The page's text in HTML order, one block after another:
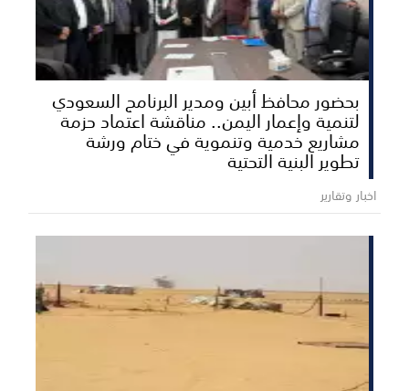
بحضور محافظ أبين ومدير البرنامج السعودي
لتنمية وإعمار اليمن.. مناقشة اعتماد حزمة
مشاريع خدمية وتنموية في ختام ورشة
تطوير البنية التحتية
اخبار وتقارير